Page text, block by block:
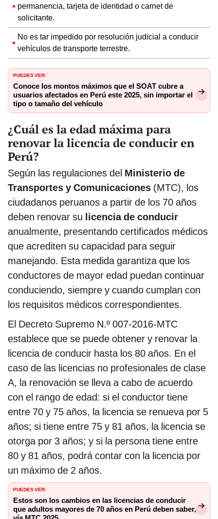
permanencia, tarjeta de identidad o carnet de
solicitante.
No es tar impedido por resolución judicial a conducir
vehículos de transporte terrestre.
PUEDES VER:
Conoce los montos máximos que el SOAT cubre a
usuarios afectados en Perú este 2025, sin importar el
tipo o tamaño del vehículo
¿Cuál es la edad máxima para
renovar la licencia de conducir en
Perú?
Según las regulaciones del Ministerio de
Transportes y Comunicaciones (MTC), los
ciudadanos peruanos a partir de los 70 años
deben renovar su licencia de conducir
anualmente, presentando certificados médicos
que acrediten su capacidad para seguir
manejando. Esta medida garantiza que los
conductores de mayor edad puedan continuar
conduciendo, siempre y cuando cumplan con
los requisitos médicos correspondientes.
El Decreto Supremo N.º 007-2016-MTC
establece que se puede obtener y renovar la
licencia de conducir hasta los 80 años. En el
caso de las licencias no profesionales de clase
A, la renovación se lleva a cabo de acuerdo
con el rango de edad: si el conductor tiene
entre 70 y 75 años, la licencia se renueva por 5
años; si tiene entre 75 y 81 años, la licencia se
otorga por 3 años; y si la persona tiene entre
80 y 81 años, podrá contar con la licencia por
un máximo de 2 años.
PUEDES VER:
Estos son los cambios en las licencias de conducir
que adultos mayores de 70 años en Perú deben saber,